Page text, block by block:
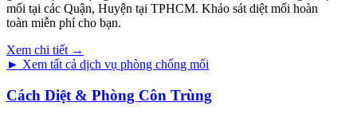
mối tại các Quận, Huyện tại TPHCM. Khảo sát diệt mối hoàn
toàn miễn phí cho bạn.
Xem chi tiết →
► Xem tất cả dịch vụ phòng chống mối
Cách Diệt & Phòng Côn Trùng